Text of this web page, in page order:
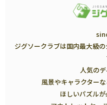
ジグソークラブは国内最大級
人気の
風景やキャラクター
ほしいパズル